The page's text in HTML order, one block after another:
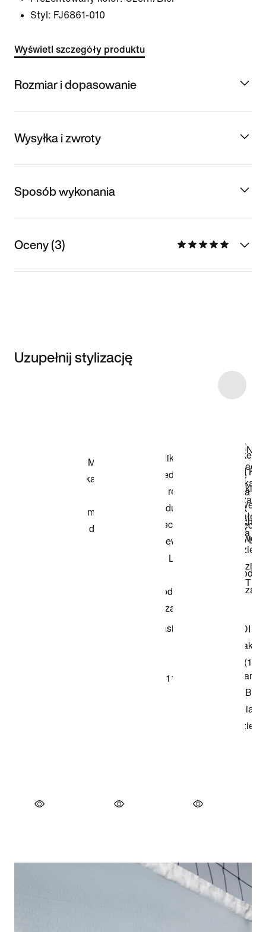
Styl: FJ6861-010
Wyświetl szczegóły produktu
Rozmiar i dopasowanie
Wysyłka i zwroty
Sposób wykonania
Oceny (3)
Uzupełnij stylizację